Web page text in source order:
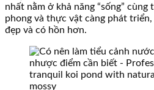
nhất nằm ở khả năng “sống” cùng
phong và thực vật càng phát
đẹp và có hồn hơn.